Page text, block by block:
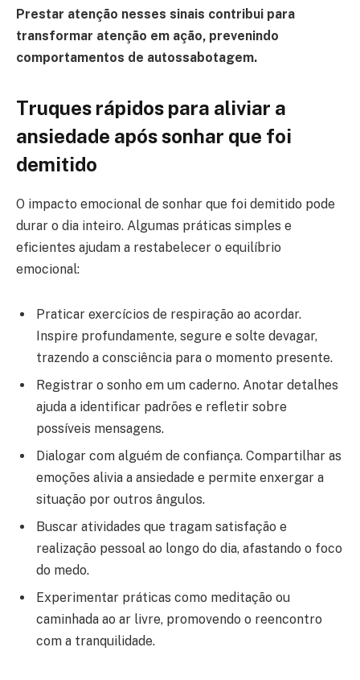
Prestar atenção nesses sinais contribui para
transformar atenção em ação, prevenindo
comportamentos de autossabotagem.
Truques rápidos para aliviar a
ansiedade após sonhar que foi
demitido
O impacto emocional de sonhar que foi demitido pode
durar o dia inteiro. Algumas práticas simples e
eficientes ajudam a restabelecer o equilíbrio
emocional:
Praticar exercícios de respiração ao acordar.
Inspire profundamente, segure e solte devagar,
trazendo a consciência para o momento presente.
Registrar o sonho em um caderno. Anotar detalhes
ajuda a identificar padrões e refletir sobre
possíveis mensagens.
Dialogar com alguém de confiança. Compartilhar as
emoções alivia a ansiedade e permite enxergar a
situação por outros ângulos.
Buscar atividades que tragam satisfação e
realização pessoal ao longo do dia, afastando o foco
do medo.
Experimentar práticas como meditação ou
caminhada ao ar livre, promovendo o reencontro
com a tranquilidade.